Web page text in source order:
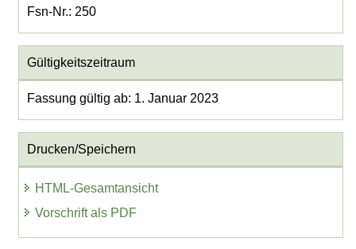
Fsn-Nr.: 250
Gültigkeitszeitraum
Fassung gültig ab: 1. Januar 2023
Drucken/Speichern
HTML-Gesamtansicht
Vorschrift als PDF